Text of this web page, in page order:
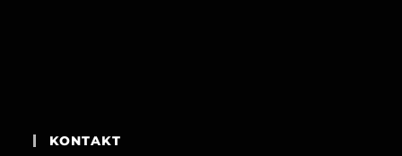
KONTAKT